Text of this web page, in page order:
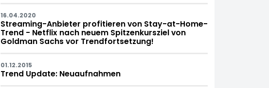
16.04.2020
Streaming-Anbieter profitieren von Stay-at-Home-
Trend - Netflix nach neuem Spitzenkursziel von
Goldman Sachs vor Trendfortsetzung!
01.12.2015
Trend Update: Neuaufnahmen